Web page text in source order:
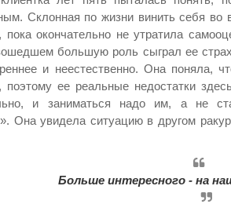
Склонная по жизни винить себя
пока окончательно не утратила
большую роль сыграл ее
и неестественно. Она поняла,
поэтому ее реальные недостатки
и заниматься надо им, а не
Она увидела ситуацию в другом
Больше интересного - на